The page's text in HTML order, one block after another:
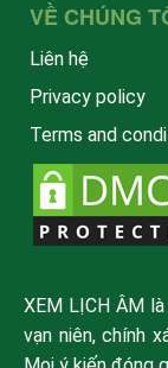
VỀ CHÚNG
Liên hệ
Privacy policy
Terms and
XEM LỊCH ÂM
vạn niên, chính